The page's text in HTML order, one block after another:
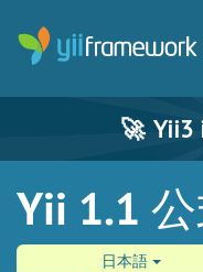
🚀 Yii3
Yii 1.1
日本語